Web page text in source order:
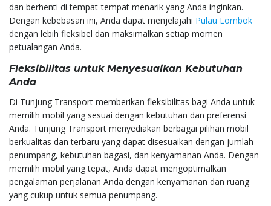
dan berhenti di tempat-tempat menarik yang Anda inginkan.
Dengan kebebasan ini, Anda dapat menjelajahi Pulau Lombok
dengan lebih fleksibel dan maksimalkan setiap momen
petualangan Anda.
Fleksibilitas untuk Menyesuaikan Kebutuhan
Anda
Di Tunjung Transport memberikan fleksibilitas bagi Anda untuk
memilih mobil yang sesuai dengan kebutuhan dan preferensi
Anda. Tunjung Transport menyediakan berbagai pilihan mobil
berkualitas dan terbaru yang dapat disesuaikan dengan jumlah
penumpang, kebutuhan bagasi, dan kenyamanan Anda. Dengan
memilih mobil yang tepat, Anda dapat mengoptimalkan
pengalaman perjalanan Anda dengan kenyamanan dan ruang
yang cukup untuk semua penumpang.